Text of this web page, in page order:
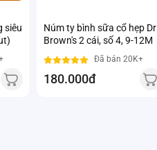
siêu
Núm ty bình sữa cổ hẹp Dr
Brown's 2 cái, số 4, 9-12M
Đã bán 20K+
180.000đ